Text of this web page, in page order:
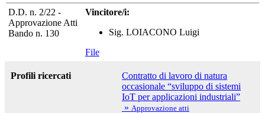
D.D. n. 2/22 -
Approvazione Atti
Bando n. 130
Vincitore/i:
Sig. LOIACONO Luigi
File
Profili ricercati
Contratto di lavoro di natura
occasionale “sviluppo di sistemi
IoT per applicazioni industriali”
» Approvazione atti